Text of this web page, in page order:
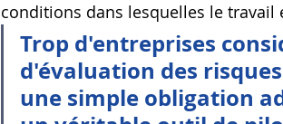
conditions dans lesquelles le travail
Trop d'entreprises
d'évaluation des
une simple obligation